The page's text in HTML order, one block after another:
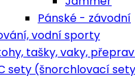
Pánské - závodní
vodní sporty
tašky, vaky,
sety (šnorchlovací